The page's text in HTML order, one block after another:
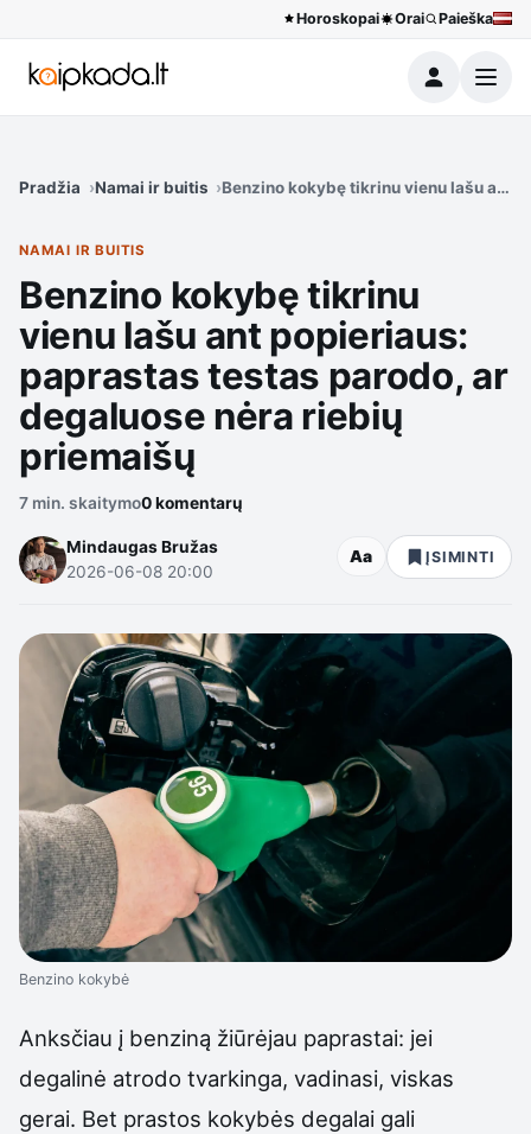
Horoskopai Orai Paieška
Meniu
Pradžia Namai ir buitis Benzino kokybę tikrinu vienu lašu ant
NAMAI IR BUITIS
Benzino kokybę tikrinu
vienu lašu ant popieriaus:
paprastas testas parodo, ar
degaluose nėra riebių
priemaišų
7 min. skaitymo0 komentarų
Mindaugas Bružas
2026-06-08 20:00
Aa ĮSIMINTI
Benzino kokybė
Anksčiau į benziną žiūrėjau paprastai: jei
degalinė atrodo tvarkinga, vadinasi, viskas
gerai. Bet prastos kokybės degalai gali